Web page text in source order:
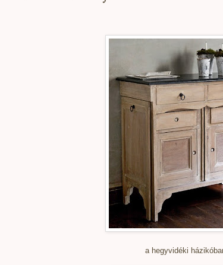
a hegyvidéki